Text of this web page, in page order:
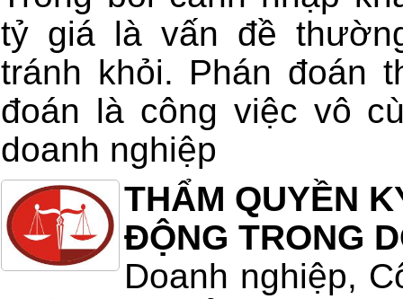
tỷ giá là vấn đề
tránh khỏi. Phán đoán
đoán là công việc vô
doanh nghiệp
THẨM QUYỀN
ĐỘNG TRONG
Doanh nghiệp,